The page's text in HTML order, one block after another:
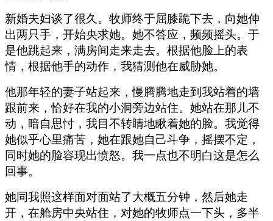
新婚夫妇谈了很久。牧师终于屈膝跪下去，向她伸
出两只手，开始央求她。她不答应，频频摇头。于
是他跳起来，满房间走来走去。根据他脸上的表
情，根据他手的动作，我猜测他在威胁她。
他那年轻的妻子站起来，慢腾腾地走到我站着的墙
跟前来，恰好在我的小洞旁边站住。她站在那儿不
动，暗自思忖，我目不转睛地瞅着她的脸。我觉得
她似乎心里痛苦，她在跟她自己斗争，摇摆不定，
同时她的脸容现出愤怒。我一点也不明白这是怎么
回事。
她同我照这样面对面站了大概五分钟，然后她走
开，在舱房中央站住，对她的牧师点一下头，多半